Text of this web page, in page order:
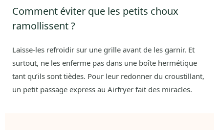
Comment éviter que les petits choux
ramollissent ?
Laisse-les refroidir sur une grille avant de les garnir. Et
surtout, ne les enferme pas dans une boîte hermétique
tant qu’ils sont tièdes. Pour leur redonner du croustillant,
un petit passage express au Airfryer fait des miracles.